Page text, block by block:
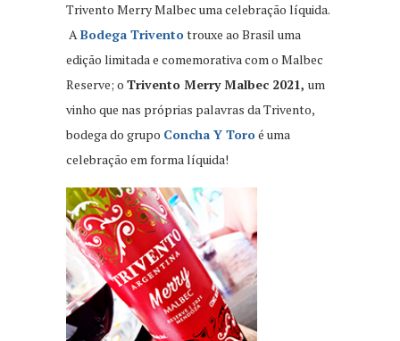
Trivento Merry Malbec uma celebração líquida.
ABodega Triventotrouxe ao Brasil uma
edição limitada e comemorativa com o Malbec
Reserve; o Trivento Merry Malbec 2021, um
vinho que nas próprias palavras da Trivento,
bodega do grupo Concha Y Toroé uma
celebração em forma líquida!